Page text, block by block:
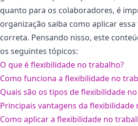
quanto para os colaboradores, é
organização saiba como aplicar
correta. Pensando nisso, este
os seguintes tópicos:
O que é flexibilidade no trabalho?
Como funciona a flexibilidade no
Quais são os tipos de flexibilidade
Principais vantagens da flexibilidade
Como aplicar a flexibilidade no